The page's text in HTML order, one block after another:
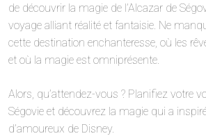
de découvrir la magie de l’Alcazar de
voyage alliant réalité et fantaisie. Ne
cette destination enchanteresse, où les
et où la magie est omniprésente.
Alors, qu’attendez-vous ? Planifiez votre
Ségovie et découvrez la magie qui a
d’amoureux de Disney.